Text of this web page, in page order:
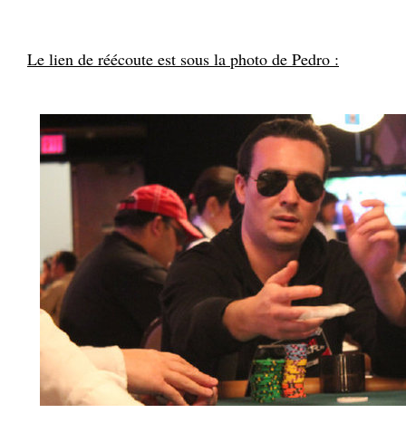
Le lien de réécoute est sous la photo de Pedro :